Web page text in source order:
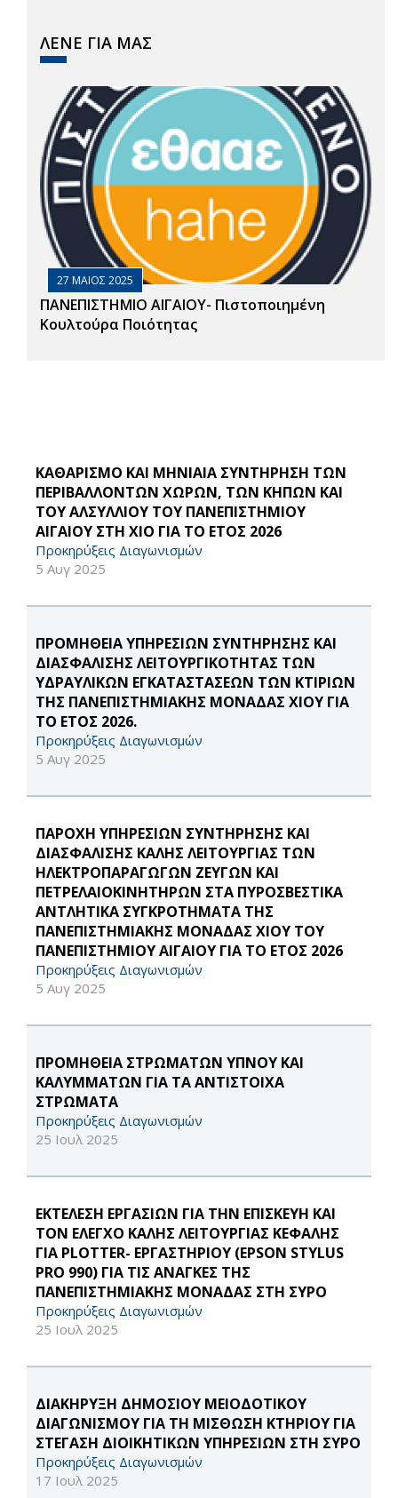
ΛΕΝΕ ΓΙΑ ΜΑΣ
27 ΜΑΙΟΣ 2025
ΠΑΝΕΠΙΣΤΗΜΙΟ ΑΙΓΑΙΟΥ- Πιστοποιημένη
Κουλτούρα Ποιότητας
ΚΑΘΑΡΙΣΜΟ ΚΑΙ ΜΗΝΙΑΙΑ ΣΥΝΤΗΡΗΣΗ ΤΩΝ
ΠΕΡΙΒΑΛΛΟΝΤΩΝ ΧΩΡΩΝ, ΤΩΝ ΚΗΠΩΝ ΚΑΙ
ΤΟΥ ΑΛΣΥΛΛΙΟΥ ΤΟΥ ΠΑΝΕΠΙΣΤΗΜΙΟΥ
ΑΙΓΑΙΟΥ ΣΤΗ ΧΙΟ ΓΙΑ ΤΟ ΕΤΟΣ 2026
Προκηρύξεις Διαγωνισμών
5 Αυγ 2025
ΠΡΟΜΗΘΕΙΑ ΥΠΗΡΕΣΙΩΝ ΣΥΝΤΗΡΗΣΗΣ ΚΑΙ
ΔΙΑΣΦΑΛΙΣΗΣ ΛΕΙΤΟΥΡΓΙΚΟΤΗΤΑΣ ΤΩΝ
ΥΔΡΑΥΛΙΚΩΝ ΕΓΚΑΤΑΣΤΑΣΕΩΝ ΤΩΝ ΚΤΙΡΙΩΝ
ΤΗΣ ΠΑΝΕΠΙΣΤΗΜΙΑΚΗΣ ΜΟΝΑΔΑΣ ΧΙΟΥ ΓΙΑ
ΤΟ ΕΤΟΣ 2026.
Προκηρύξεις Διαγωνισμών
5 Αυγ 2025
ΠΑΡΟΧΗ ΥΠΗΡΕΣΙΩΝ ΣΥΝΤΗΡΗΣΗΣ ΚΑΙ
ΔΙΑΣΦΑΛΙΣΗΣ ΚΑΛΗΣ ΛΕΙΤΟΥΡΓΙΑΣ ΤΩΝ
ΗΛΕΚΤΡΟΠΑΡΑΓΩΓΩΝ ΖΕΥΓΩΝ ΚΑΙ
ΠΕΤΡΕΛΑΙΟΚΙΝΗΤΗΡΩΝ ΣΤΑ ΠΥΡΟΣΒΕΣΤΙΚΑ
ΑΝΤΛΗΤΙΚΑ ΣΥΓΚΡΟΤΗΜΑΤΑ ΤΗΣ
ΠΑΝΕΠΙΣΤΗΜΙΑΚΗΣ ΜΟΝΑΔΑΣ ΧΙΟΥ ΤΟΥ
ΠΑΝΕΠΙΣΤΗΜΙΟΥ ΑΙΓΑΙΟΥ ΓΙΑ ΤΟ ΕΤΟΣ 2026
Προκηρύξεις Διαγωνισμών
5 Αυγ 2025
ΠΡΟΜΗΘΕΙΑ ΣΤΡΩΜΑΤΩΝ ΥΠΝΟΥ ΚΑΙ
ΚΑΛΥΜΜΑΤΩΝ ΓΙΑ ΤΑ ΑΝΤΙΣΤΟΙΧΑ
ΣΤΡΩΜΑΤΑ
Προκηρύξεις Διαγωνισμών
25 Ιουλ 2025
ΕΚΤΕΛΕΣΗ ΕΡΓΑΣΙΩΝ ΓΙΑ ΤΗΝ ΕΠΙΣΚΕΥΗ ΚΑΙ
ΤΟΝ ΕΛΕΓΧΟ ΚΑΛΗΣ ΛΕΙΤΟΥΡΓΙΑΣ ΚΕΦΑΛΗΣ
ΓΙΑ PLOTTER- ΕΡΓΑΣΤΗΡΙΟΥ (EPSON STYLUS
PRO 990) ΓΙΑ ΤΙΣ ΑΝΑΓΚΕΣ ΤΗΣ
ΠΑΝΕΠΙΣΤΗΜΙΑΚΗΣ ΜΟΝΑΔΑΣ ΣΤΗ ΣΥΡΟ
Προκηρύξεις Διαγωνισμών
25 Ιουλ 2025
ΔΙΑΚΗΡΥΞΗ ΔΗΜΟΣΙΟΥ ΜΕΙΟΔΟΤΙΚΟΥ
ΔΙΑΓΩΝΙΣΜΟΥ ΓΙΑ ΤΗ ΜΙΣΘΩΣΗ ΚΤΗΡΙΟΥ ΓΙΑ
ΣΤΕΓΑΣΗ ΔΙΟΙΚΗΤΙΚΩΝ ΥΠΗΡΕΣΙΩΝ ΣΤΗ ΣΥΡΟ
Προκηρύξεις Διαγωνισμών
17 Ιουλ 2025